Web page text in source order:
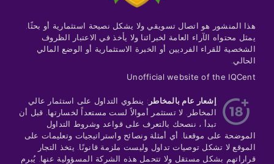
هذا المنشور هو اتصال تسويقي ولا يشكل نصيحة استثمارية أو بحثًا.
يمثل محتواه الآراء العامة لخبرائنا ولا يأخذ في الاعتبار الظروف
الشخصية للقراء الفرديين أو الخبرة الاستثمارية أو الوضع المالي
الحالي.
Unofficial website of the IQCent
إشعار عام بالمخاطر : ينطوي التداول على استثمار عالي
المخاطر. لا تستثمر أموالاً لست مستعداً لخسارتها. قبل أن
تبدأ ، ننصحك بالتعرف على قواعد وشروط التداول
الموضحة على موقعنا. أي أمثلة ونصائح واستراتيجيات وتعليمات على
الموقع لا تشكل توصيات تداول وليست ملزمة قانونًا. يتخذ التجار
قراراتهم بشكل مستقل ولا تتحمل هذه الشركة المسؤولية عنها. يُبرم